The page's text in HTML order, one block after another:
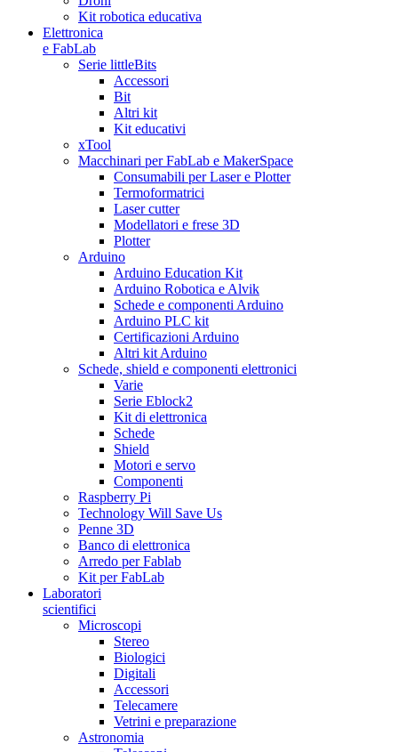
Kit robotica educativa
Elettronica
e FabLab
Serie littleBits
Accessori
Bit
Altri kit
Kit educativi
xTool
Macchinari per FabLab e MakerSpace
Consumabili per Laser e Plotter
Termoformatrici
Laser cutter
Modellatori e frese 3D
Plotter
Arduino
Arduino Education Kit
Arduino Robotica e Alvik
Schede e componenti Arduino
Arduino PLC kit
Certificazioni Arduino
Altri kit Arduino
Schede, shield e componenti elettronici
Varie
Serie Eblock2
Kit di elettronica
Schede
Shield
Motori e servo
Componenti
Raspberry Pi
Technology Will Save Us
Penne 3D
Banco di elettronica
Arredo per Fablab
Kit per FabLab
Laboratori
scientifici
Microscopi
Stereo
Biologici
Digitali
Accessori
Telecamere
Vetrini e preparazione
Astronomia